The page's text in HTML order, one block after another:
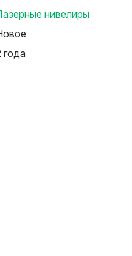
нивелиры
года